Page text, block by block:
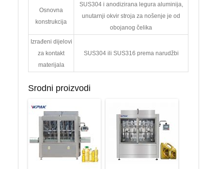
Osnovna
konstrukcija
SUS304 i anodizirana legura aluminija,
unutarnji okvir stroja za nošenje je od
obojanog čelika
Izrađeni dijelovi
za kontakt
materijala
SUS304 ili SUS316 prema narudžbi
Srodni proizvodi